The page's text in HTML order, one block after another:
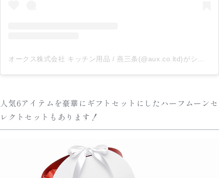
人気6アイテムを豪華にギフトセットにしたハーフムーンセ
レクトセットもあります！